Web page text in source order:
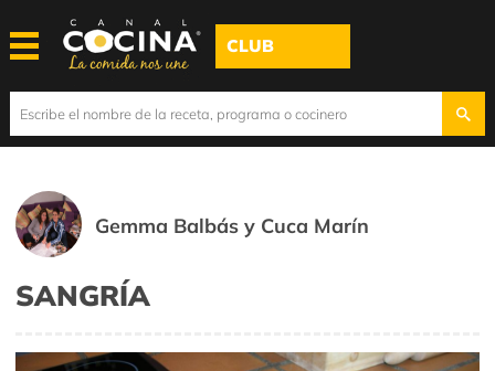
CLUB
Gemma Balbás y Cuca Marín
SANGRÍA